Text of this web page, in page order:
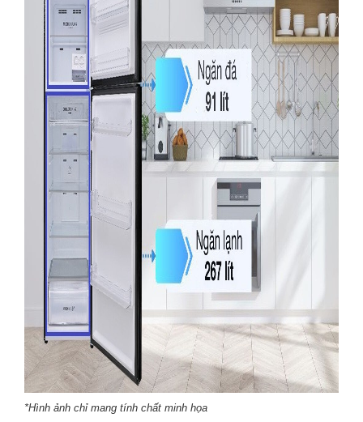
*Hình ảnh chỉ mang tính chất minh họa